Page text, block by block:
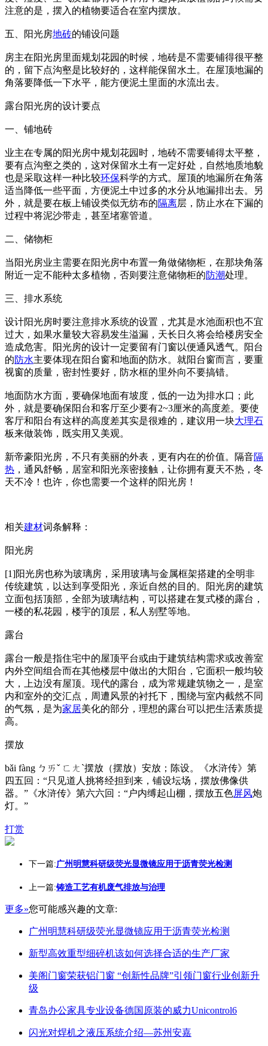
注意的是，摆入的植物要适合在室内摆放。
五、阳光房地砖的铺设问题
房主在阳光房里面规划花园的时候，地砖是不需要铺得很平整
的，留下点沟壑是比较好的，这样能保留水土。在屋顶地漏的
角落要降低一下水平，能方便泥土里面的水流出去。
露台阳光房的设计要点
一、铺地砖
业主在专属的阳光房中规划花园时，地砖不需要铺得太平整，
要有点沟壑之类的，这对保留水土有一定好处，自然地质地貌
也是采取这样一种比较环保科学的方式。屋顶的地漏所在角落
适当降低一些平面，方便泥土中过多的水分从地漏排出去。另
外，就是要在板上铺设类似无纺布的隔离层，防止水在下漏的
过程中将泥沙带走，甚至堵塞管道。
二、储物柜
当阳光房业主需要在阳光房中布置一角做储物柜，在那块角落
附近一定不能种太多植物，否则要注意储物柜的防潮处理。
三、排水系统
设计阳光房时要注意排水系统的设置，尤其是水池面积也不宜
过大，如果水量较大容易发生溢漏，天长日久将会给楼房安全
造成危害。阳光房的设计一定要留有门窗以便通风透气。阳台
的防水主要体现在阳台窗和地面的防水。就阳台窗而言，要重
视窗的质量，密封性要好，防水框的里外向不要搞错。
地面防水方面，要确保地面有坡度，低的一边为排水口；此
外，就是要确保阳台和客厅至少要有2~3厘米的高度差。要使
客厅和阳台有这样的高度差其实是很难的，建议用一块大理石
板来做装饰，既实用又美观。
新帝豪阳光房，不只有美丽的外表，更有内在的价值。隔音隔
热 ，通风舒畅，居室和阳光亲密接触，让你拥有夏天不热，冬
天不冷！也许，你也需要一个这样的阳光房！
相关建材词条解释：
阳光房
[1]阳光房也称为玻璃房，采用玻璃与金属框架搭建的全明非
传统建筑，以达到享受阳光，亲近自然的目的。阳光房的建筑
立面包括顶部，全部为玻璃结构，可以搭建在复式楼的露台，
一楼的私花园，楼宇的顶层，私人别墅等地。
露台
露台一般是指住宅中的屋顶平台或由于建筑结构需求或改善室
内外空间组合而在其他楼层中做出的大阳台，它面积一般均较
大，上边没有屋顶。现代的露台，成为常规建筑物之一，是室
内和室外的交汇点，周遭风景的衬托下，围绕与室内截然不同
的气氛，是为家居美化的部分，理想的露台可以把生活素质提
高。
摆放
bǎi fàng ㄅㄞˇ ㄈㄤˋ摆放（摆放）安放；陈设。《水浒传》第
四五回：“只见道人挑将经担到来，铺设坛场，摆放佛像供
器。”《水浒传》第六六回：“户内缚起山棚，摆放五色屏风炮
灯。”
打赏
下一篇:广州明慧科研级荧光显微镜应用于沥青荧光检测
上一篇:铸造工艺有机废气排放与治理
更多»您可能感兴趣的文章:
广州明慧科研级荧光显微镜应用于沥青荧光检测
新型高效重型细碎机该如何选择合适的生产厂家
美阁门窗荣获铝门窗 “创新性品牌”引领门窗行业创新升
级
青岛办公家具专业设备德国原装的威力Unicontrol6
闪光对焊机之液压系统介绍—苏州安嘉